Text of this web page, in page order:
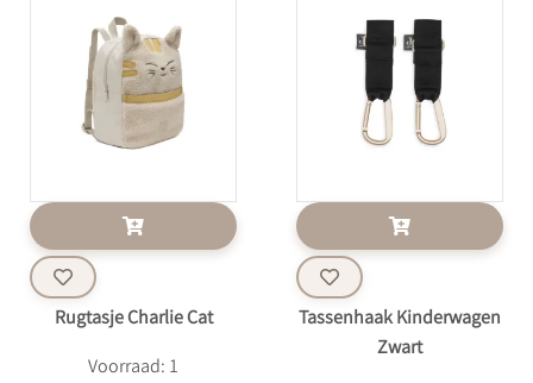
Rugtasje Charlie Cat
Voorraad: 1
Tassenhaak Kinderwagen
Zwart